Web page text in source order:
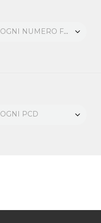
OGNI NUMERO FORI
OGNI PCD